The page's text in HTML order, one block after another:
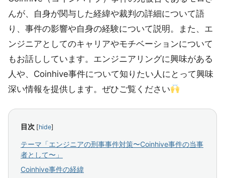
んが、自身が関与した経緯や裁判の詳細について語
り、事件の影響や自身の経験について説明。また、エ
ンジニアとしてのキャリアやモチベーションについて
もお話ししています。エンジニアリングに興味がある
人や、Coinhive事件について知りたい人にとって興味
深い情報を提供します。ぜひご覧ください
目次 [hide]
テーマ「エンジニアの刑事事件対策〜Coinhive事件の当事
者として〜」
Coinhive事件の経緯